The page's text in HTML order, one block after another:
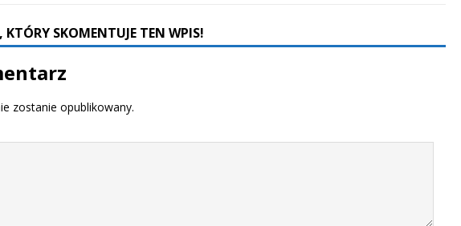
KTÓRY SKOMENTUJE TEN WPIS!
zostanie opublikowany.